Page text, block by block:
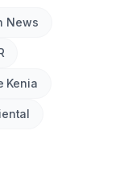
News
Kenia